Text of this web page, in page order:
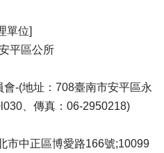
單位]
平區公所
-(地址：708臺南市安平區永
、傳真：06-2950218)
市中正區博愛路166號;10099